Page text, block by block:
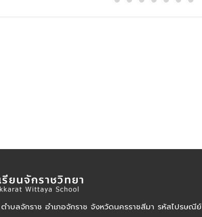
ำบลจักราช อำเภอจักราช จังหวัดนครราชสีมา รหัสไปรษณีย์